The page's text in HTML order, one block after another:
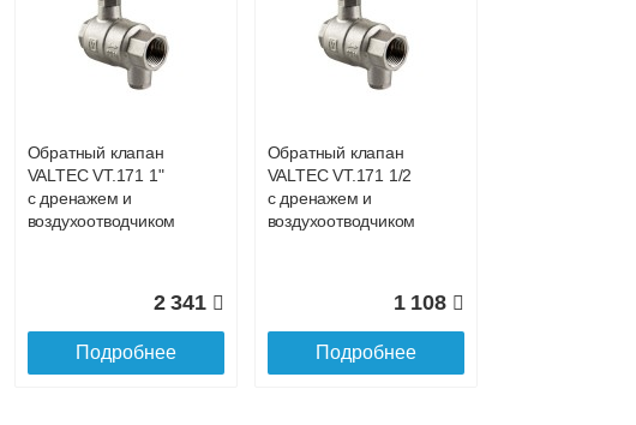
Обратный клапан
VALTEC VT.171 1"
с дренажем и
воздухоотводчиком
2 341
Подробнее
Обратный клапан
VALTEC VT.171 1/2
с дренажем и
воздухоотводчиком
1 108
Подробнее